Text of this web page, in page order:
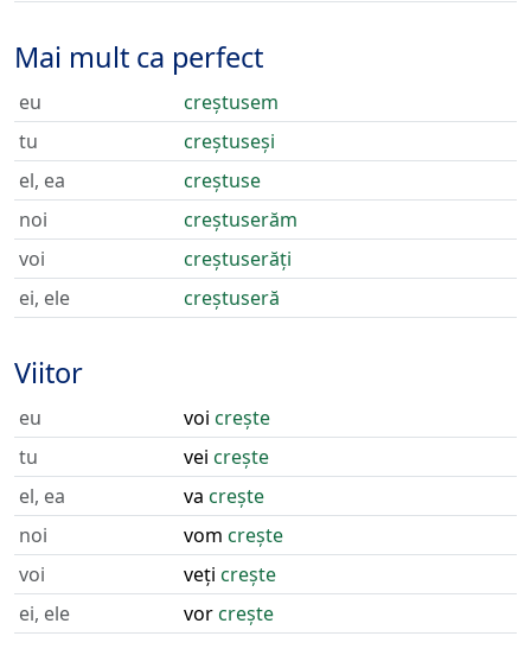
Mai mult ca perfect
eu
creștusem
tu
creștuseși
el, ea
creștuse
noi
creștuserăm
voi
creștuserăți
ei, ele
creștuseră
Viitor
eu voi crește
tu
vei crește
el, ea
va crește
noi
vom crește
voi
veți crește
ei, ele
vorcrește